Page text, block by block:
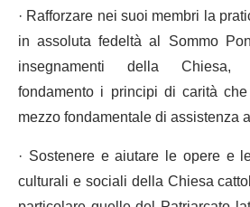
· Rafforzare nei suoi membri la
in assoluta fedeltà al Sommo
insegnamenti della Chiesa,
fondamento i principi di carità
mezzo fondamentale di assistenza
· Sostenere e aiutare le opere e
culturali e sociali della Chiesa